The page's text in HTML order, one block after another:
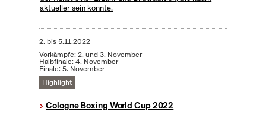
aktueller sein könnte.
2. bis5.11.2022
Vorkämpfe: 2. und 3. November
Halbfinale: 4. November
Finale: 5. November
Highlight
Cologne Boxing World Cup 2022